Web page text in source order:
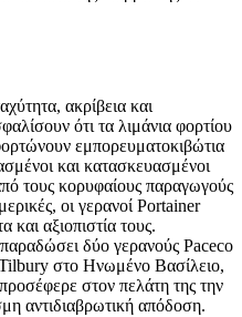
ακρίβεια και
ότι τα λιμάνια φορτίου
εμπορευματοκιβώτια
και κατασκευασμένοι
τους κορυφαίους παραγωγούς
οι γερανοί Portainer
και αξιοπιστία τους.
δύο γερανούς Paceco
στο Ηνωμένο Βασίλειο,
στον πελάτη της την
αντιδιαβρωτική απόδοση.